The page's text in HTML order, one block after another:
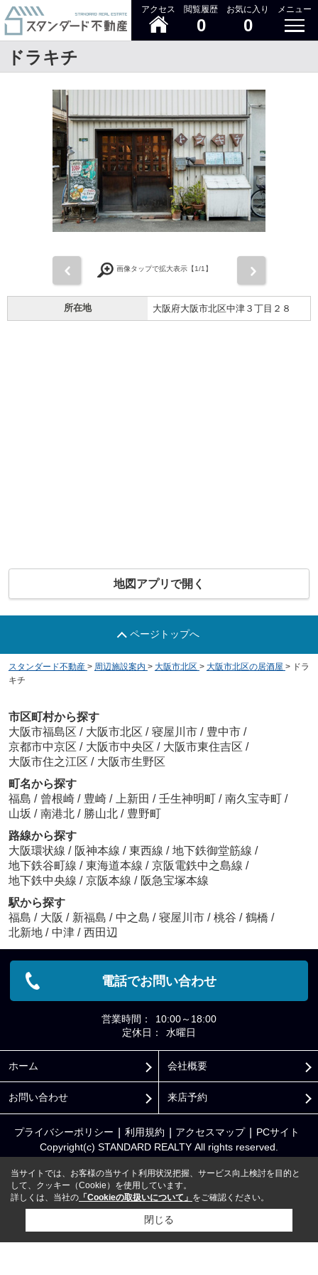
アクセス 閲覧履歴
0
お気に入り
0
メニュー
ドラキチ
画像タップで拡大表示【1/1】
所在地 大阪府大阪市北区中津３丁目２８
地図アプリで開く
ページトップへ
スタンダード不動産 > 周辺施設案内 > 大阪市北区 > 大阪市北区の居酒屋 > ドラ
キチ
市区町村から探す
大阪市福島区 / 大阪市北区 / 寝屋川市 / 豊中市 /
京都市中京区 / 大阪市中央区 / 大阪市東住吉区 /
大阪市住之江区 / 大阪市生野区
町名から探す
福島 / 曾根崎 / 豊崎 / 上新田 / 壬生神明町 / 南久宝寺町 /
山坂 / 南港北 / 勝山北 / 豊野町
路線から探す
大阪環状線 / 阪神本線 / 東西線 / 地下鉄御堂筋線 /
地下鉄谷町線 / 東海道本線 / 京阪電鉄中之島線 /
地下鉄中央線 / 京阪本線 / 阪急宝塚本線
駅から探す
福島 / 大阪 / 新福島 / 中之島 / 寝屋川市 / 桃谷 / 鶴橋 /
北新地 / 中津 / 西田辺
電話でお問い合わせ
営業時間：
10:00～18:00
定休日：
水曜日
ホーム 会社概要
お問い合わせ 来店予約
プライバシーポリシー 利用規約 アクセスマップ PCサイト
Copyright(c) STANDARD REALTY All rights reserved.
当サイトでは、お客様の当サイト利用状況把握、サービス向上検討を目的と
して、クッキー（Cookie）を使用しています。
詳しくは、当社の 「Cookieの取扱いについて」 をご確認ください。
閉じる